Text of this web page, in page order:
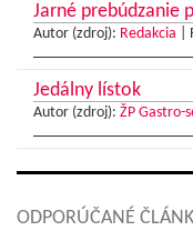
Jarné prebúdzanie
Autor (zdroj): Redakcia
Jedálny lístok
Autor (zdroj): ŽP Gastro-
ODPORÚČANÉ